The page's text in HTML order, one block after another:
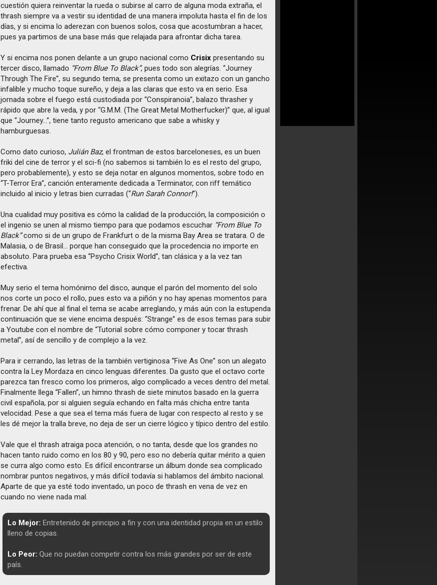
cuestión quiera reinventar la rueda o subirse al carro de alguna moda extraña, el
thrash siempre va a vestir su identidad de una manera impoluta hasta el fin de los
días, y si encima lo aderezan con buenos solos, cosa que acostumbran a hacer,
pues ya partimos de una base más que relajada para afrontar dicha tarea.
Y si encima nos ponen delante a un grupo nacional como Crisix presentando su
tercer disco, llamado “From Blue To Black”, pues todo son alegrías. “Journey
Through The Fire”, su segundo tema, se presenta como un exitazo con un gancho
infalible y mucho toque sureño, y deja a las claras que esto va en serio. Esa
jornada sobre el fuego está custodiada por “Conspiranoia”, balazo thrasher y
rápido que abre la veda, y por “G.M.M. (The Great Metal Motherfucker)” que, al igual
que “Journey…”, tiene tanto regusto americano que sabe a whisky y
hamburguesas.
Como dato curioso, Julián Baz, el frontman de estos barceloneses, es un buen
friki del cine de terror y el sci-fi (no sabemos si también lo es el resto del grupo,
pero probablemente), y esto se deja notar en algunos momentos, sobre todo en
“T-Terror Era”, canción enteramente dedicada a Terminator, con riff temático
incluido al inicio y letras bien curradas (“Run Sarah Connor!”).
Una cualidad muy positiva es cómo la calidad de la producción, la composición o
el ingenio se unen al mismo tiempo para que podamos escuchar “From Blue To
Black”como si de un grupo de Frankfurt o de la misma Bay Area se tratara. O de
Malasia, o de Brasil… porque han conseguido que la procedencia no importe en
absoluto. Para prueba esa “Psycho Crisix World”, tan clásica y a la vez tan
efectiva.
Muy serio el tema homónimo del disco, aunque el parón del momento del solo
nos corte un poco el rollo, pues esto va a piñón y no hay apenas momentos para
frenar. De ahí que al final el tema se acabe arreglando, y más aún con la estupenda
continuación que se viene encima después: “Strange” es de esos temas para subir
a Youtube con el nombre de “Tutorial sobre cómo componer y tocar thrash
metal”, así de sencillo y de complejo a la vez.
Para ir cerrando, las letras de la también vertiginosa “Five As One” son un alegato
contra la Ley Mordaza en cinco lenguas diferentes. Da gusto que el octavo corte
parezca tan fresco como los primeros, algo complicado a veces dentro del metal.
Finalmente llega “Fallen”, un himno thrash de siete minutos basado en la guerra
civil española, por si alguien seguía echando en falta más chicha entre tanta
velocidad. Pese a que sea el tema más fuera de lugar con respecto al resto y se
les dé mejor la tralla breve, no deja de ser un cierre lógico y típico dentro del estilo.
Vale que el thrash atraiga poca atención, o no tanta, desde que los grandes no
hacen tanto ruido como en los 80 y 90, pero eso no debería quitar mérito a quien
se curra algo como esto. Es difícil encontrarse un álbum donde sea complicado
nombrar puntos negativos, y más difícil todavía si hablamos del ámbito nacional.
Aparte de que ya esté todo inventado, un poco de thrash en vena de vez en
cuando no viene nada mal.
Lo Mejor: Entretenido de principio a fin y con una identidad propia en un estilo
lleno de copias.
Lo Peor: Que no puedan competir contra los más grandes por ser de este
país.